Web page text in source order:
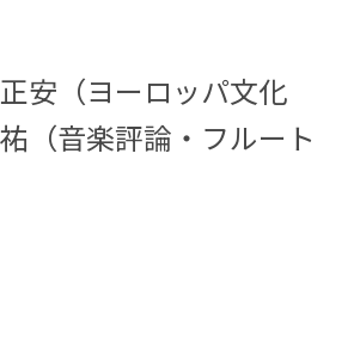
安（ヨーロッパ文化
（音楽評論・フルート